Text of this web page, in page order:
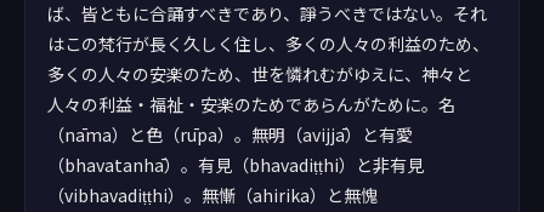
ば、皆ともに合誦すべきであり、諍うべきではない。それ
はこの梵行が長く久しく住し、多くの人々の利益のため、
多くの人々の安楽のため、世を憐れむがゆえに、神々と
人々の利益・福祉・安楽のためであらんがために。名
（nāma）と色（rūpa）。無明（avijjā）と有愛
（bhavatanhā）。有見（bhavadiṭṭhi）と非有見
（vibhavadiṭṭhi）。無慚（ahirika）と無愧